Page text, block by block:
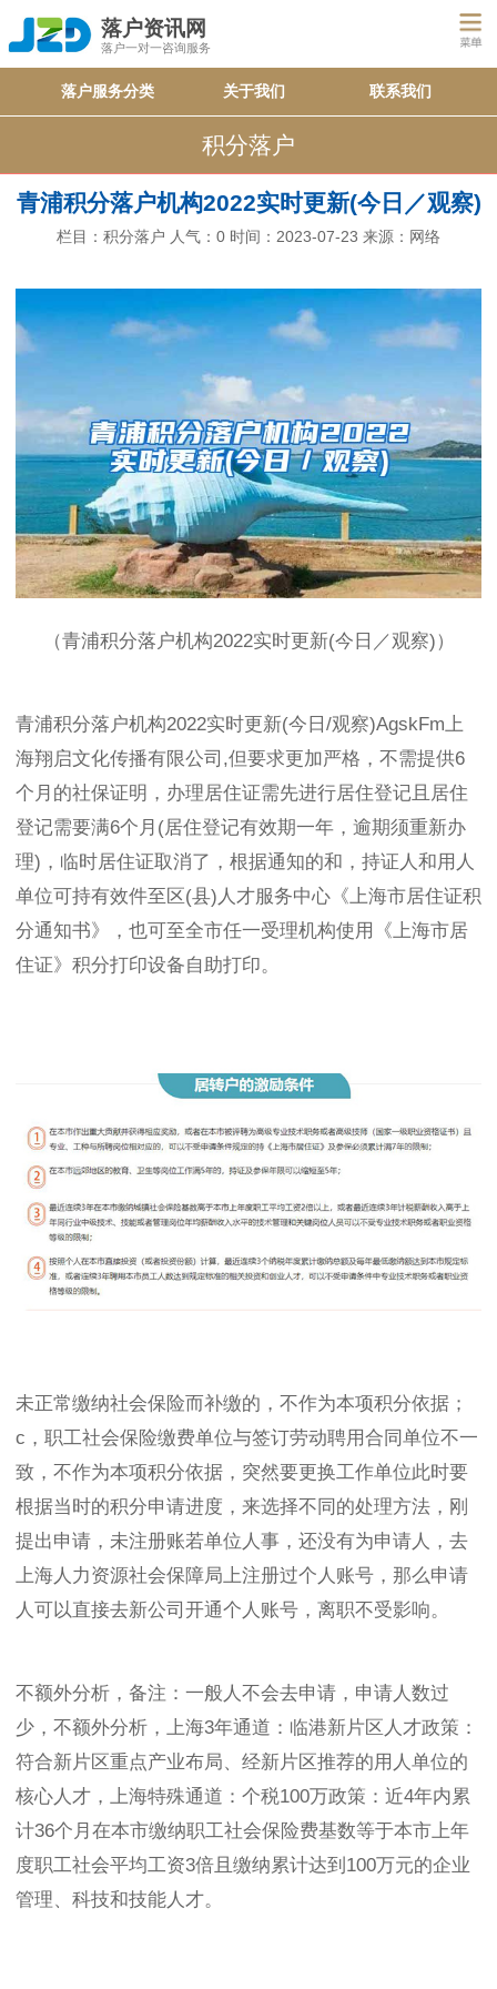
落户资讯网
落户一对一咨询服务
落户服务分类 关于我们 联系我们
积分落户
青浦积分落户机构2022实时更新(今日／观察)
栏目： 积分落户 人气： 0 时间：2023-07-23 来源：网络
（青浦积分落户机构2022实时更新(今日／观察)）
青浦积分落户机构2022实时更新(今日/观察)AgskFm上
海翔启文化传播有限公司,但要求更加严格，不需提供6
个月的社保证明，办理居住证需先进行居住登记且居住
登记需要满6个月(居住登记有效期一年，逾期须重新办
理)，临时居住证取消了，根据通知的和，持证人和用人
单位可持有效件至区(县)人才服务中心《上海市居住证积
分通知书》，也可至全市任一受理机构使用《上海市居
住证》积分打印设备自助打印。
未正常缴纳社会保险而补缴的，不作为本项积分依据；
c，职工社会保险缴费单位与签订劳动聘用合同单位不一
致，不作为本项积分依据，突然要更换工作单位此时要
根据当时的积分申请进度，来选择不同的处理方法，刚
提出申请，未注册账若单位人事，还没有为申请人，去
上海人力资源社会保障局上注册过个人账号，那么申请
人可以直接去新公司开通个人账号，离职不受影响。
不额外分析，备注：一般人不会去申请，申请人数过
少，不额外分析，上海3年通道：临港新片区人才政策：
符合新片区重点产业布局、经新片区推荐的用人单位的
核心人才，上海特殊通道：个税100万政策：近4年内累
计36个月在本市缴纳职工社会保险费基数等于本市上年
度职工社会平均工资3倍且缴纳累计达到100万元的企业
管理、科技和技能人才。